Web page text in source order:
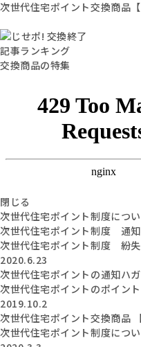
次世代住宅ポイント交換商品
記事ランキング
交換商品の特集
閉じる
次世代住宅ポイント制度につ
次世代住宅ポイント制度 通
次世代住宅ポイント制度 紛
2020.6.23
次世代住宅ポイントの通知ハ
次世代住宅ポイントのポイン
2019.10.2
次世代住宅ポイント交換商品
次世代住宅ポイント制度につ